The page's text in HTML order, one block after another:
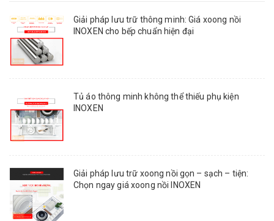
Giải pháp lưu trữ thông minh: Giá xoong nồi
INOXEN cho bếp chuẩn hiện đại
Tủ áo thông minh không thể thiếu phụ kiện
INOXEN
Giải pháp lưu trữ xoong nồi gọn – sạch – tiện:
Chọn ngay giá xoong nồi INOXEN